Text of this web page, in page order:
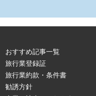
おすすめ記事一覧
旅行業登録証
旅行業約款・条件書
勧誘方針